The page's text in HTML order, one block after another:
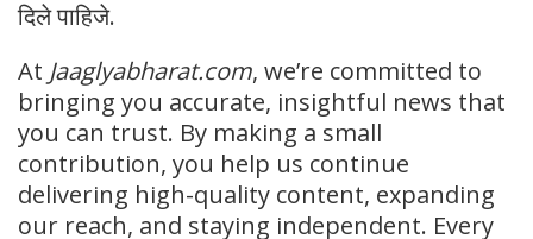
दिले पाहिजे.
At Jaaglyabharat.com, we’re committed to
bringing you accurate, insightful news that
you can trust. By making a small
contribution, you help us continue
delivering high-quality content, expanding
our reach, and staying independent. Every